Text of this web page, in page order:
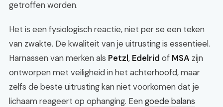
getroffen worden.
Het is een fysiologisch reactie, niet per se een teken
van zwakte. De kwaliteit van je uitrusting is essentieel.
Harnassen van merken als Petzl, Edelrid of MSA zijn
ontworpen met veiligheid in het achterhoofd, maar
zelfs de beste uitrusting kan niet voorkomen dat je
lichaam reageert op ophanging. Eengoede balans